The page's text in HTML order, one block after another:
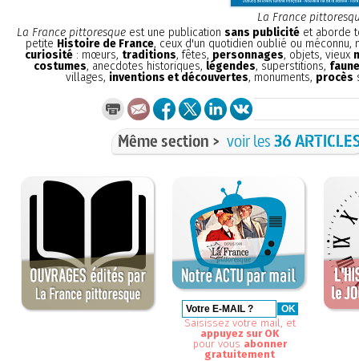
La France
La France pittoresque est une publication sans publicité et aborde
petite Histoire de France, ceux d'un quotidien oublié ou méconnu,
curiosité : mœurs, traditions, fêtes, personnages, objets, vieux
costumes, anecdotes historiques, légendes, superstitions,
villages, inventions et découvertes, monuments, procès
Même section > voir les36
Saisissez votre mail, et
appuyez sur OK
pour vous abonner
gratuitement